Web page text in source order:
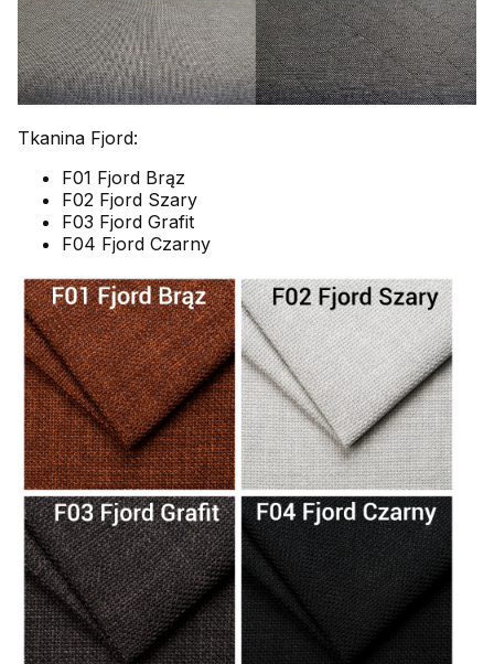
Tkanina Fjord:
F01 Fjord Brąz
F02 Fjord Szary
F03 Fjord Grafit
F04 Fjord Czarny